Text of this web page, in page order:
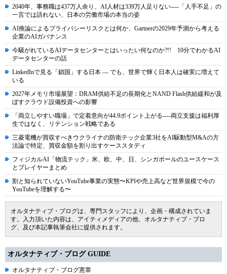
2040年、事務職は437万人余り、AI人材は339万人足りない----「人手不足」の
一言では語れない、日本の労働市場の本当の姿
AI推論によるプライバシーリスクとは何か、Gartnerの2029年予測から考える
企業のAIガバナンス
今騒がれているAIデータセンターとはいったい何なのか?!! 10分でわかるAI
データセンターの話
LinkedInで見る「鎖国」する日本 ― でも、世界で輝く日本人は確実に増えて
いる
2027年メモリ市場展望：DRAM供給不足の長期化とNAND Flash供給緩和が及
ぼすクラウド設備投資への影響
「両立しやすい職場」で定着意向が44.9ポイント上がる----両立支援は福利厚
生ではなく、リテンション戦略である
三菱電機が買収すべきウクライナの防衛テック企業3社をAI駆動型M&Aの方
法論で特定、買収金額を割り出すケーススタディ
フィジカルAI「物流テック」米、欧、中、日、シンガポールのユースケース
とプレイヤーまとめ
割と知られていないYouTube事業の実態〜KPIや売上高など世界規模で今の
YouTubeを理解する〜
オルタナティブ・ブログは、専門スタッフにより、企画・構成されていま
す。入力頂いた内容は、アイティメディアの他、オルタナティブ・ブロ
グ、及び本記事執筆会社に提供されます。
オルタナティブ・ブログ GUIDE
オルタナティブ・ブログ憲章